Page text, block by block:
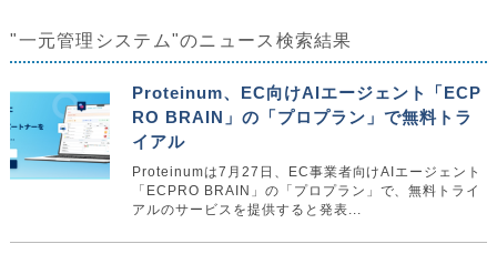
"一元管理システム"のニュース検索結果
Proteinum、EC向けAIエージェント「ECP
RO BRAIN」の「プロプラン」で無料トラ
イアル
Proteinumは7月27日、EC事業者向けAIエージェント
「ECPRO BRAIN」の「プロプラン」で、無料トライ
アルのサービスを提供すると発表...